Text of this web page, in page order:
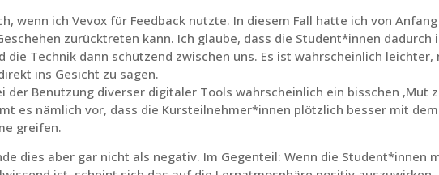
wenn ich Vevox für Feedback nutzte. In diesem Fall hatte ich von
zurücktreten kann. Ich glaube, dass die Student*innen dadurch
die Technik dann schützend zwischen uns. Es ist wahrscheinlich
ins Gesicht zu sagen.
der Benutzung diverser digitaler Tools wahrscheinlich ein bisschen ‚Mut
es nämlich vor, dass die Kursteilnehmer*innen plötzlich besser mit
greifen.
dies aber gar nicht als negativ. Im Gegenteil: Wenn die Student*innen